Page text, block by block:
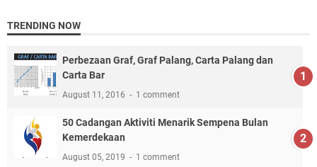
TRENDING NOW
Perbezaan Graf, Graf Palang, Carta Palang dan
Carta Bar
August 11, 2016 1 comment
50 Cadangan Aktiviti Menarik Sempena Bulan
Kemerdekaan
August 05, 2019 1 comment